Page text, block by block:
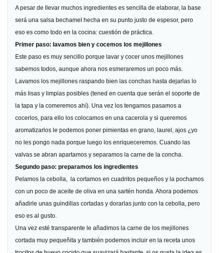
A pesar de llevar muchos ingredientes es sencilla de elaborar, la base
será una salsa bechamel hecha en su punto justo de espesor, pero
eso es como todo en la cocina: cuestión de práctica.
Primer paso: lavamos bien y cocemos los mejillones
Este paso es muy sencillo porque lavar y cocer unos mejillones
sabemos todos, aunque ahora nos esmeraremos un poco más.
Lavamos los mejillones raspando bien las conchas hasta dejarlas lo
más lisas y limpias posibles (tened en cuenta que serán el soporte de
la tapa y la comeremos ahí). Una vez los tengamos pasamos a
cocerlos, para ello los colocamos en una cacerola y si queremos
aromatizarlos le podemos poner pimientas en grano, laurel, ajos ¿yo
no les pongo nada porque luego los enriqueceremos. Cuando las
valvas se abran apartamos y separamos la carne de la concha.
Segundo paso: preparamos los ingredientes
Pelamos la cebolla, la cortamos en cuadritos pequeños y la pochamos
con un poco de aceite de oliva en una sartén honda. Ahora podemos
añadirle unas guindillas cortadas y dorarlas junto con la cebolla, pero
eso es al gusto.
Una vez esté transparente le añadimos la carne de los mejillones
cortada muy pequeñita y también podemos incluir en la receta unos